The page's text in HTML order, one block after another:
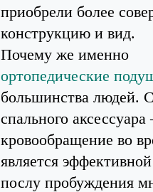
приобрели более
конструкцию и вид.
Почему же именно
ортопедические
большинства людей.
спального
кровообращение во
является
послу пробуждения